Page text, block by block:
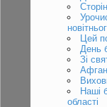
Цей
День
Зі
Наші
області